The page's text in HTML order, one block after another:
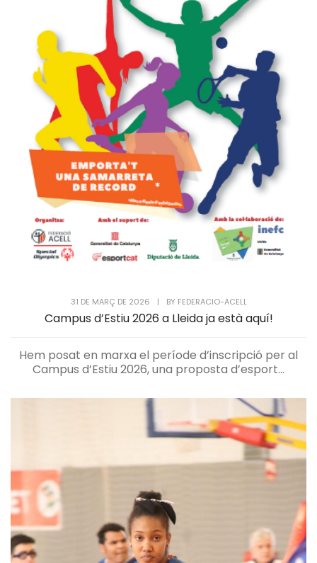
31 DE MARÇ DE 2026 | BY FEDERACIO-ACELL
Campus d’Estiu 2026 a Lleida ja està aquí!
Hem posat en marxa el període d’inscripció per al
Campus d’Estiu 2026, una proposta d’esport...